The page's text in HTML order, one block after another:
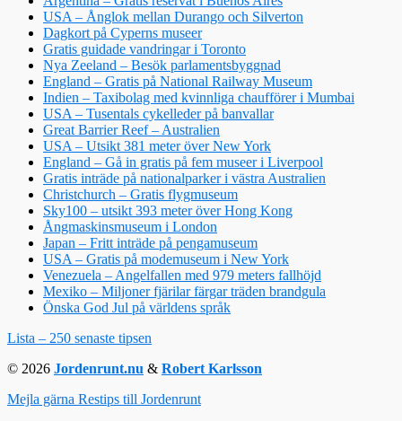
USA – Ånglok mellan Durango och Silverton
Dagkort på Cyperns museer
Gratis guidade vandringar i Toronto
Nya Zeeland – Besök parlamentsbyggnad
England – Gratis på National Railway Museum
Indien – Taxibolag med kvinnliga chaufförer i Mumbai
USA – Tusentals cykelleder på banvallar
Great Barrier Reef – Australien
USA – Utsikt 381 meter över New York
England – Gå in gratis på fem museer i Liverpool
Gratis inträde på nationalparker i västra Australien
Christchurch – Gratis flygmuseum
Sky100 – utsikt 393 meter över Hong Kong
Ångmaskinsmuseum i London
Japan – Fritt inträde på pengamuseum
USA – Gratis på modemuseum i New York
Venezuela – Angelfallen med 979 meters fallhöjd
Mexiko – Miljoner fjärilar färgar träden brandgula
Önska God Jul på världens språk
Lista – 250 senaste tipsen
© 2026 Jordenrunt.nu & Robert Karlsson
Mejla gärna Restips till Jordenrunt